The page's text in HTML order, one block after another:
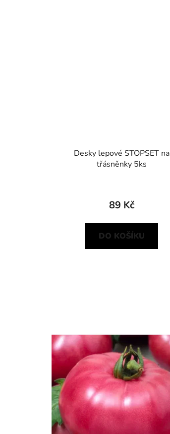
Desky lepové STOPSET na
třásněnky 5ks
89 Kč
DO KOŠÍKU